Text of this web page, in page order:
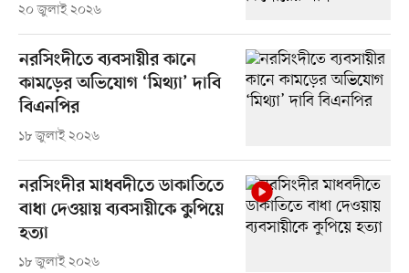
২০ জুলাই ২০২৬
নরসিংদীতে ব্যবসায়ীর কানে
কামড়ের অভিযোগ ‘মিথ্যা’ দাবি
বিএনপির
১৮ জুলাই ২০২৬
নরসিংদীর মাধবদীতে ডাকাতিতে
বাধা দেওয়ায় ব্যবসায়ীকে কুপিয়ে
হত্যা
১৮ জুলাই ২০২৬